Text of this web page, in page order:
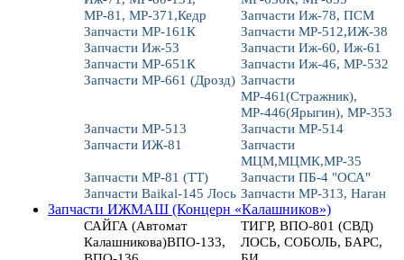
МР-81, МР-371,Кедр
Запчасти Иж-78, ПСМ
Запчасти МР-161К
Запчасти МР-512,ИЖ-38
Запчасти Иж-53
Запчасти Иж-60, Иж-61
Запчасти МР-651К
Запчасти Иж-46, МР-532
Запчасти МР-661 (Дрозд) Запчасти
МР-461(Стражник),
МР-446(Ярыгин), МР-353
Запчасти МР-513
Запчасти МР-514
Запчасти ИЖ-81
Запчасти
МЦМ,МЦМК,МР-35
Запчасти МР-81 (ТТ)
Запчасти ПБ-4 "ОСА"
Запчасти Baikal-145 Лось Запчасти МР-313, Наган
Запчасти ИЖМАШ (Концерн «Калашников»)
САЙГА (Автомат
Калашникова)ВПО-133,
ТИГР, ВПО-801 (СВД)
ЛОСЬ, СОБОЛЬ, БАРС,